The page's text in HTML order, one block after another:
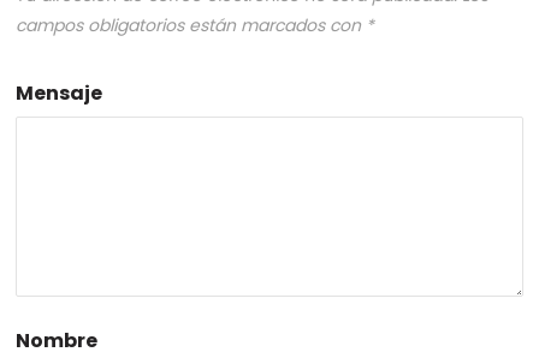
campos obligatorios están marcados con *
Mensaje
Nombre